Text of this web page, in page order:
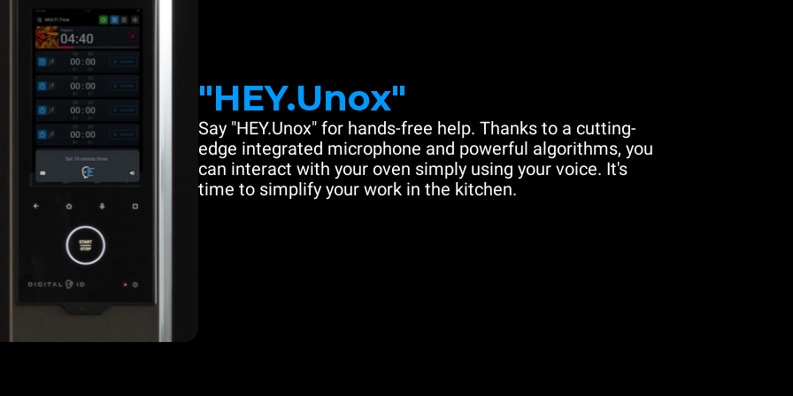
"HEY.Unox"
Say "HEY.Unox" for hands-free help. Thanks to a cutting-
edge integrated microphone and powerful algorithms, you
can interact with your oven simply using your voice. It's
time to simplify your work in the kitchen.